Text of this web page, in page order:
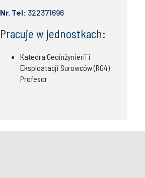
Nr. Tel: 322371696
Pracuje w jednostkach:
Katedra Geoinżynierii i
Eksploatacji Surowców (RG4)
Profesor